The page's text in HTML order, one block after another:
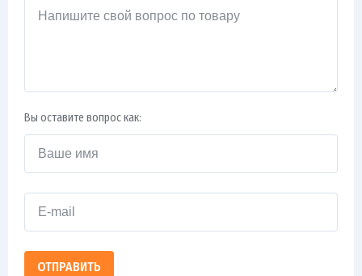
Вы оставите вопрос как:
ОТПРАВИТЬ